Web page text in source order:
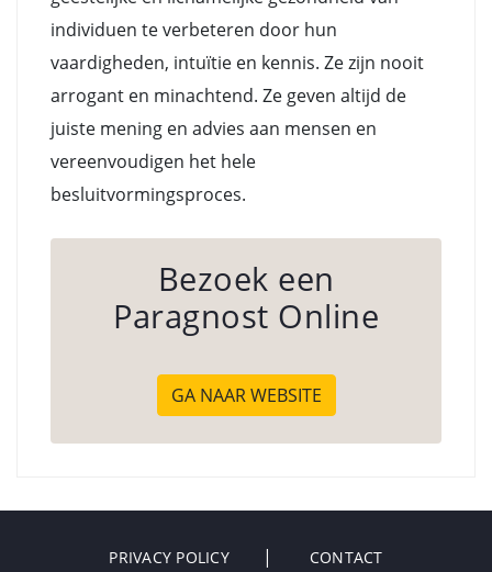
individuen te verbeteren door hun
vaardigheden, intuïtie en kennis. Ze zijn nooit
arrogant en minachtend. Ze geven altijd de
juiste mening en advies aan mensen en
vereenvoudigen het hele
besluitvormingsproces.
Bezoek een
Paragnost Online
GA NAAR WEBSITE
PRIVACY POLICY CONTACT